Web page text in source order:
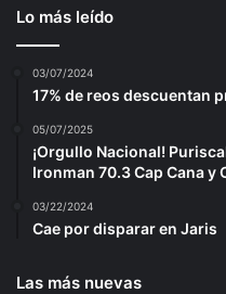
Lo más leído
03/07/2024
17% de reos descuentan
05/07/2025
¡Orgullo Nacional!
Ironman 70.3 Cap Cana y
03/22/2024
Cae por disparar en Jaris
Las más nuevas